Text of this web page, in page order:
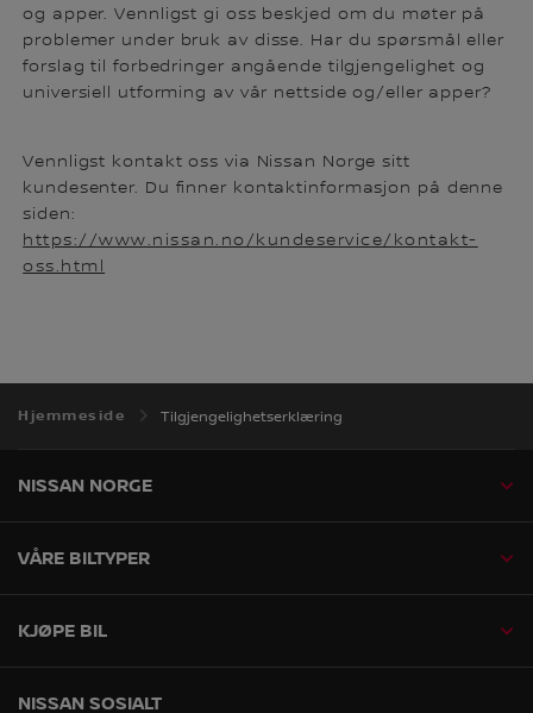
og apper. Vennligst gi oss beskjed om du møter på
problemer under bruk av disse. Har du spørsmål eller
forslag til forbedringer angående tilgjengelighet og
universiell utforming av vår nettside og/eller apper?
Vennligst kontakt oss via Nissan Norge sitt
kundesenter. Du finner kontaktinformasjon på denne
siden:
https://www.nissan.no/kundeservice/kontakt-
oss.html
Hjemmeside Tilgjengelighetserklæring
NISSAN NORGE
VÅRE BILTYPER
KJØPE BIL
NISSAN SOSIALT